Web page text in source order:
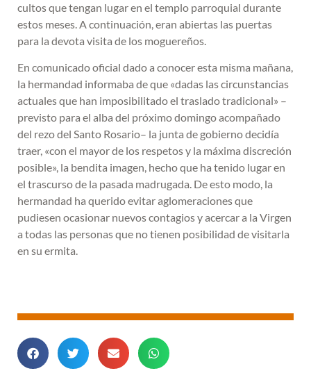
cultos que tengan lugar en el templo parroquial durante
estos meses. A continuación, eran abiertas las puertas
para la devota visita de los moguereños.
En comunicado oficial dado a conocer esta misma mañana,
la hermandad informaba de que «dadas las circunstancias
actuales que han imposibilitado el traslado tradicional» –
previsto para el alba del próximo domingo acompañado
del rezo del Santo Rosario– la junta de gobierno decidía
traer, «con el mayor de los respetos y la máxima discreción
posible», la bendita imagen, hecho que ha tenido lugar en
el trascurso de la pasada madrugada. De esto modo, la
hermandad ha querido evitar aglomeraciones que
pudiesen ocasionar nuevos contagios y acercar a la Virgen
a todas las personas que no tienen posibilidad de visitarla
en su ermita.